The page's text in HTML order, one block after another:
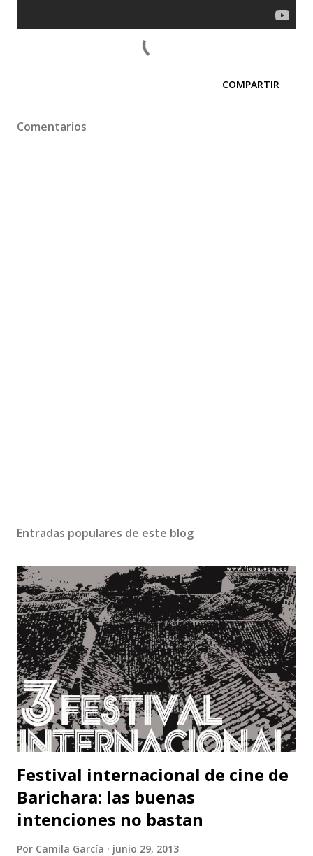
COMPARTIR
Comentarios
Entradas populares de este blog
Festival internacional de cine de
Barichara: las buenas
intenciones no bastan
Por Camila García junio 29, 2013